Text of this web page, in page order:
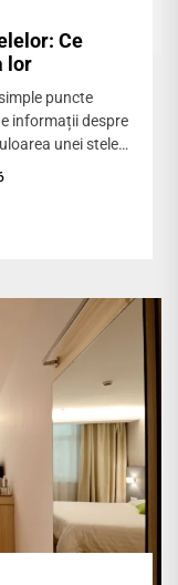
Ce
lor
puncte
informații despre
unei stele